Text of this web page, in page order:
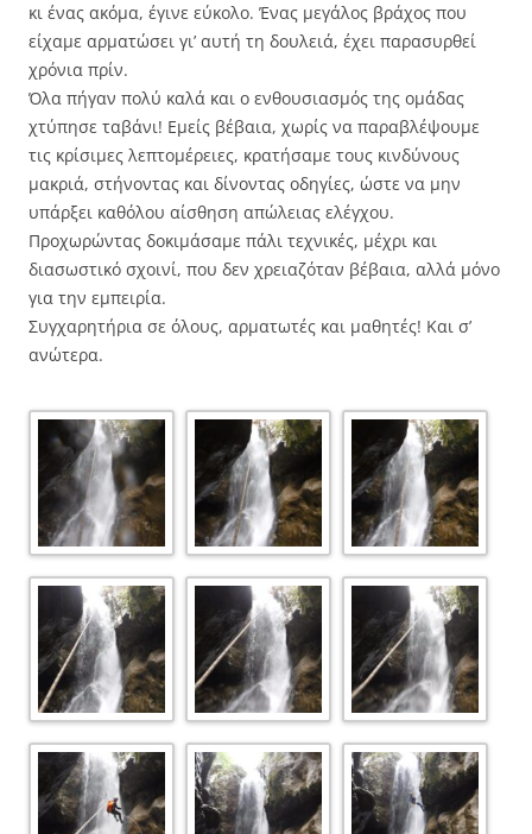
κι ένας ακόμα, έγινε εύκολο. Ένας μεγάλος βράχος που
είχαμε αρματώσει γι’ αυτή τη δουλειά, έχει παρασυρθεί
χρόνια πρίν.
Όλα πήγαν πολύ καλά και ο ενθουσιασμός της ομάδας
χτύπησε ταβάνι! Εμείς βέβαια, χωρίς να παραβλέψουμε
τις κρίσιμες λεπτομέρειες, κρατήσαμε τους κινδύνους
μακριά, στήνοντας και δίνοντας οδηγίες, ώστε να μην
υπάρξει καθόλου αίσθηση απώλειας ελέγχου.
Προχωρώντας δοκιμάσαμε πάλι τεχνικές, μέχρι και
διασωστικό σχοινί, που δεν χρειαζόταν βέβαια, αλλά μόνο
για την εμπειρία.
Συγχαρητήρια σε όλους, αρματωτές και μαθητές! Και σ’
ανώτερα.